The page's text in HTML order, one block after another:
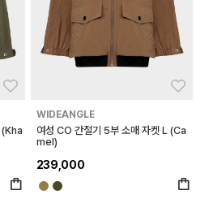
(Kha
WIDEANGLE
여성 CO 간절기 5부 소매 자켓 L (Ca
mel)
239,000